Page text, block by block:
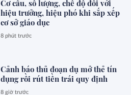
Cơ cấu, số lượng, chế độ đối với
hiệu trưởng, hiệu phó khi sắp xếp
cơ sở giáo dục
8 phút trước
Cảnh báo thủ đoạn dụ mở thẻ tín
dụng rồi rút tiền trái quy định
8 giờ trước